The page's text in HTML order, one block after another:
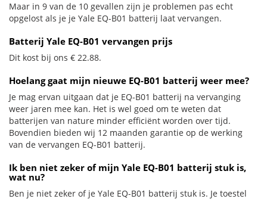
Maar in 9 van de 10 gevallen zijn je problemen pas echt
opgelost als je je Yale EQ-B01 batterij laat vervangen.
Batterij Yale EQ-B01 vervangen prijs
Dit kost bij ons € 22.88.
Hoelang gaat mijn nieuwe EQ-B01 batterij weer mee?
Je mag ervan uitgaan dat je EQ-B01 batterij na vervanging
weer jaren mee kan. Het is wel goed om te weten dat
batterijen van nature minder efficiënt worden over tijd.
Bovendien bieden wij 12 maanden garantie op de werking
van de vervangen EQ-B01 batterij.
Ik ben niet zeker of mijn Yale EQ-B01 batterij stuk is,
wat nu?
Ben je niet zeker of je Yale EQ-B01 batterij stuk is. Je toestel